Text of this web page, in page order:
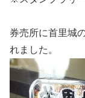
券売所に首里城
れました。